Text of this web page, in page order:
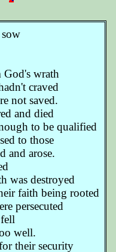
wrath
craved
not saved.
and died
to be qualified
to those
and arose.
was destroyed
faith being rooted
persecuted
well.
their security